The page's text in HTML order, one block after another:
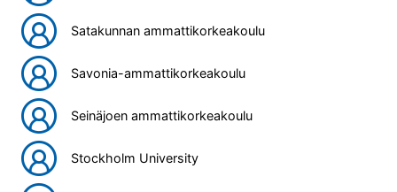
Satakunnan ammattikorkeakoulu
Savonia-ammattikorkeakoulu
Seinäjoen ammattikorkeakoulu
Stockholm University